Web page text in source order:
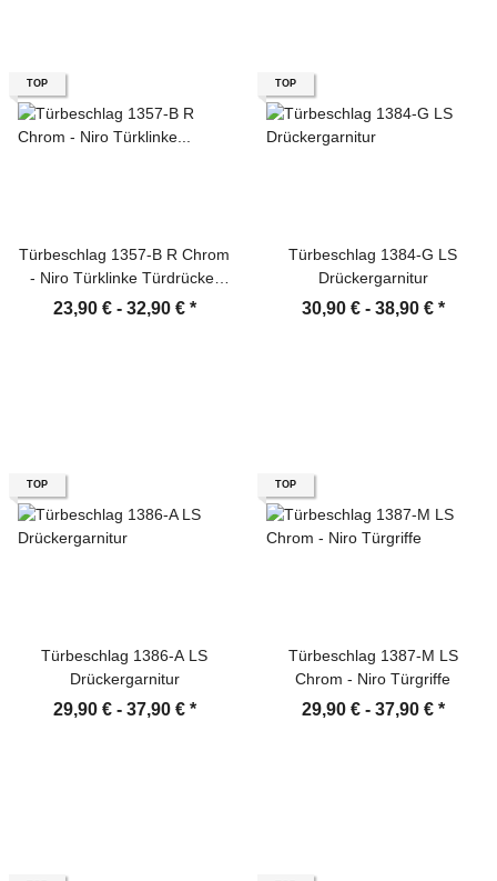
TOP
Türbeschlag 1357-B R Chrom
- Niro Türklinke Türdrücker
Türgriffe
23,90 € - 32,90 € *
TOP
Türbeschlag 1384-G LS
Drückergarnitur
30,90 € - 38,90 € *
TOP
Türbeschlag 1386-A LS
Drückergarnitur
29,90 € - 37,90 € *
TOP
Türbeschlag 1387-M LS
Chrom - Niro Türgriffe
29,90 € - 37,90 € *